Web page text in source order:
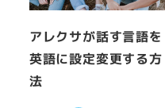
アレクサが話す言語を
英語に設定変更する方
法